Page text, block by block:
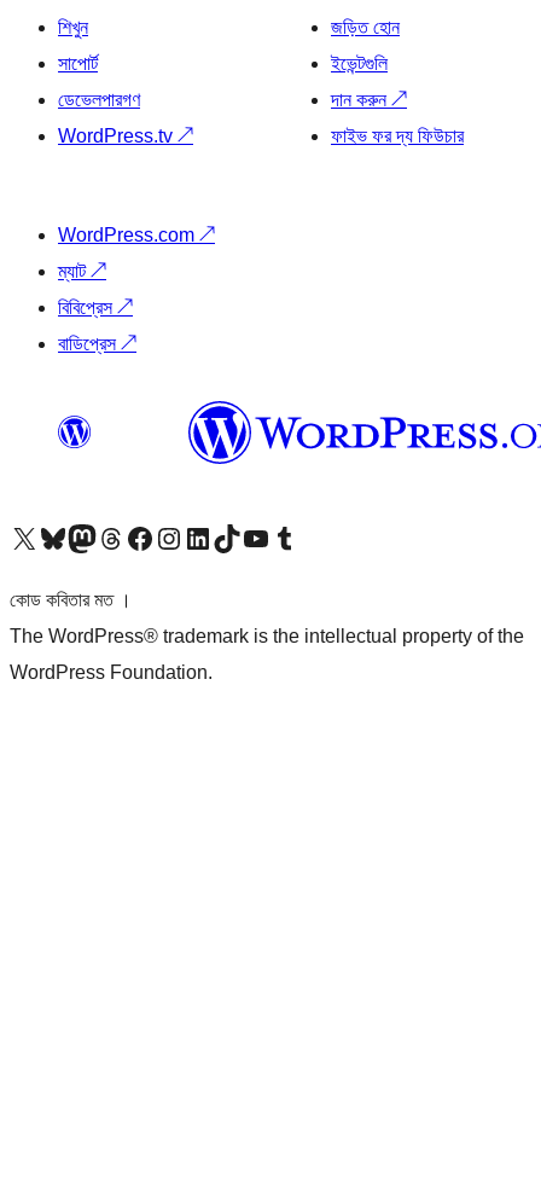
শিখুন
সাপোর্ট
ডেভেলপারগণ
WordPress.tv ↗
জড়িত হোন
ইভেন্টগুলি
দান করুন↗
ফাইভ ফর দ্য ফিউচার
WordPress.com ↗
ম্যাট↗
বিবিপ্রেস↗
বাডিপ্রেস↗
আমাদের X (আগের টুইটার) অ্যাকাউন্টে যানআমাদের Bluesky অ্যাকাউন্টটি দেখুনআমাদের মাস্টোডন অ্যাকাউন্টটি দেখুনআমাদের থ্রেডস অ্যাকাউন্টটি দেখুনআমাদের ফেসবুক পেজ দেখুনআমাদের ইন্সটাগ্রাম অ্যাকাউন্ট দেখুনআমাদের লিঙ্কডইন অ্যাকাউন্টে যানআমাদের TikTok অ্যাকাউন্টটি দেখুনআমাদের ইউটিউব চ্যানেলে যান আমাদের টাম্বলার অ্যাকাউন্ট দেখুন
কোড কবিতার মত ।
The WordPress® trademark is the intellectual property of the
WordPress Foundation.